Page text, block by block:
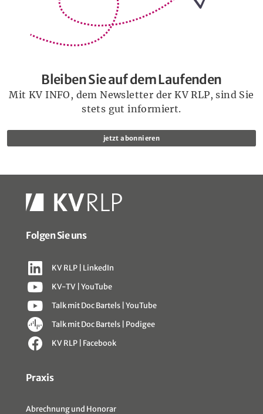
Bleiben Sie auf dem Laufenden
Mit KV INFO, dem Newsletter der KV RLP, sind Sie
stets gut informiert.
jetzt abonnieren
Sitemap
Praxis
Abrechnung und Honorar
Folgen Sie uns
KV RLP | LinkedIn
KV-TV | YouTube
Talk mit Doc Bartels | YouTube
Talk mit Doc Bartels | Podigee
KV RLP | Facebook